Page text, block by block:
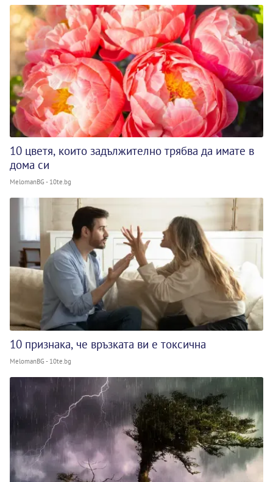
10 цветя, които задължително трябва да имате в
дома си
MelomanBG - 10te.bg
10 признака, че връзката ви е токсична
MelomanBG - 10te.bg